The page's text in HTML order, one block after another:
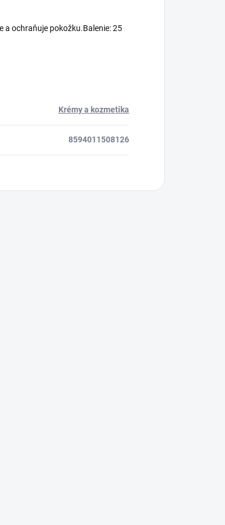
a ochraňuje pokožku.Balenie: 25
Krémy a kozmetika
8594011508126